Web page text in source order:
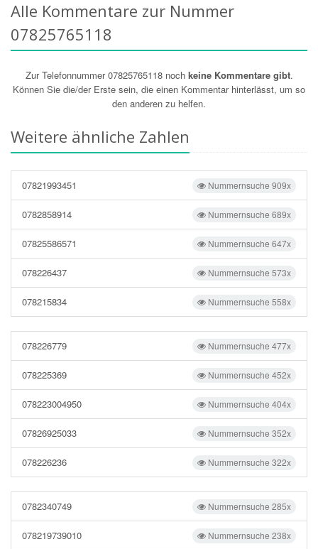
Alle Kommentare zur Nummer
07825765118
Zur Telefonnummer 07825765118 noch keine Kommentare gibt.
Können Sie die/der Erste sein, die einen Kommentar hinterlässt, um so
den anderen zu helfen.
Weitere ähnliche Zahlen
Nummernsuche 909x
07821993451
Nummernsuche 689x
0782858914
Nummernsuche 647x
07825586571
Nummernsuche 573x
078226437
Nummernsuche 558x
078215834
Nummernsuche 477x
078226779
Nummernsuche 452x
078225369
Nummernsuche 404x
078223004950
Nummernsuche 352x
07826925033
Nummernsuche 322x
078226236
Nummernsuche 285x
0782340749
Nummernsuche 238x
078219739010